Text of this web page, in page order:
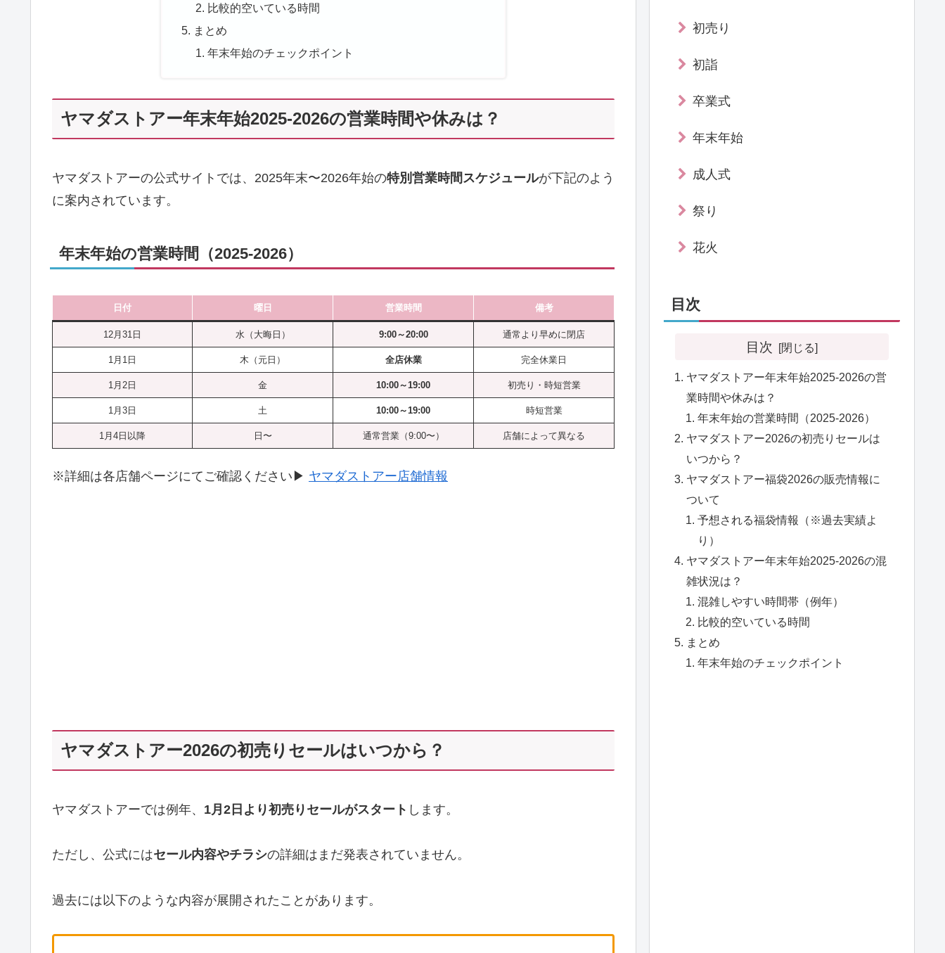
比較的空いている時間
まとめ
年末年始のチェックポイント
ヤマダストアー年末年始2025-2026の営業時間や休みは？
ヤマダストアーの公式サイトでは、2025年末〜2026年始の特別営業時間スケジュールが下記のよう
に案内されています。
年末年始の営業時間（2025-2026）
日付 曜日 営業時間 備考
12月31日 水（大晦日） 9:00～20:00 通常より早めに閉店
1月1日 木（元日） 全店休業 完全休業日
1月2日 金 10:00～19:00 初売り・時短営業
1月3日 土 10:00～19:00 時短営業
1月4日以降 日〜 通常営業（9:00〜） 店舗によって異なる
※詳細は各店舗ページにてご確認ください▶ ヤマダストアー店舗情報
ヤマダストアー2026の初売りセールはいつから？
ヤマダストアーでは例年、 1月2日より初売りセールがスタート します。
ただし、公式にはセール内容やチラシの詳細はまだ発表されていません。
過去には以下のような内容が展開されたことがあります。
初売り
初詣
卒業式
年末年始
成人式
祭り
花火
目次
目次
ヤマダストアー年末年始2025-2026の営
業時間や休みは？
年末年始の営業時間（2025-2026）
ヤマダストアー2026の初売りセールは
いつから？
ヤマダストアー福袋2026の販売情報に
ついて
予想される福袋情報（※過去実績よ
り）
ヤマダストアー年末年始2025-2026の混
雑状況は？
混雑しやすい時間帯（例年）
比較的空いている時間
まとめ
年末年始のチェックポイント